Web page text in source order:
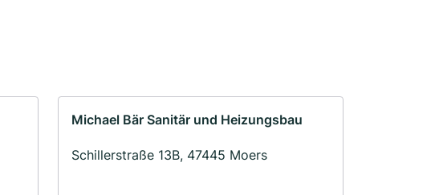
Michael Bär Sanitär und Heizungsbau
Schillerstraße 13B, 47445 Moers